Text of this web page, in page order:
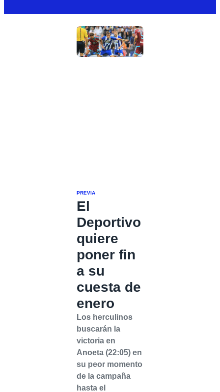
PREVIA
El
Deportivo
quiere
poner fin
a su
cuesta de
enero
Los herculinos
buscarán la
victoria en
Anoeta (22:05) en
su peor momento
de la campaña
hasta el